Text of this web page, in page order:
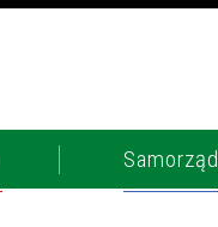
Samorząd